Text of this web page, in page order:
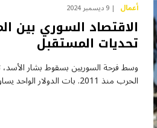
أعمال 9 ديسمبر 2024
الاقتصاد السوري بين
تحديات المستقبل
وسط فرحة السوريين بسقوط بشار
الحرب منذ 2011. بات الدولار الواحد يساوي 36 ألف…